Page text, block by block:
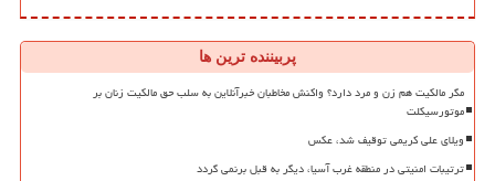
پربیننده ترین ها
مگر مالکیت هم زن و مرد دارد؟ واکنش مخاطبان خبرآنلاین به سلب حق مالکیت زنان بر
موتورسیکلت
ویلای علی کریمی توقیف شد، عکس
ترتیبات امنیتی در منطقه غرب آسیا، دیگر به قبل برنمی گردد